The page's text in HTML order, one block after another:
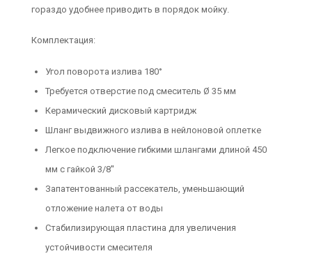
гораздо удобнее приводить в порядок мойку.
Комплектация:
Угол поворота излива 180°
Требуется отверстие под смеситель Ø 35 мм
Керамический дисковый картридж
Шланг выдвижного излива в нейлоновой оплетке
Легкое подключение гибкими шлангами длиной 450
мм с гайкой 3/8''
Запатентованный рассекатель, уменьшающий
отложение налета от воды
Стабилизирующая пластина для увеличения
устойчивости смесителя